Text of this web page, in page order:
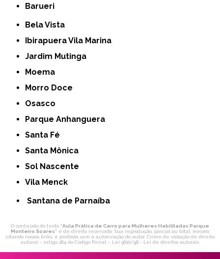
Barueri
Bela Vista
Ibirapuera Vila Marina
Jardim Mutinga
Moema
Morro Doce
Osasco
Parque Anhanguera
Santa Fé
Santa Mônica
Sol Nascente
Vila Menck
Santana de Parnaíba
O conteúdo do texto "Aula Prática de Carro para Mulheres Habilitadas Parque
Monteiro Soares" é de direito reservado. Sua reprodução, parcial ou total, mesmo
citando nossos links, é proibida sem a autorização do autor. Crime de violação de direito
autoral – artigo 184 do Código Penal – Lei 9610/98 - Lei de direitos autorais.